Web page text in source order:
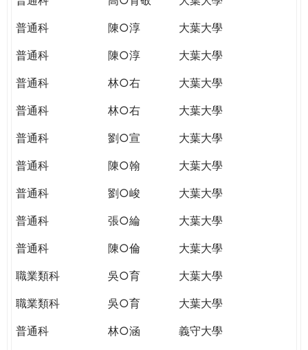
普通科
陳○淳
大葉大學
普通科
陳○淳
大葉大學
普通科
林○右
大葉大學
普通科
林○右
大葉大學
普通科
劉○宣
大葉大學
普通科
陳○翰
大葉大學
普通科
劉○峻
大葉大學
普通科
張○綸
大葉大學
普通科
陳○倫
大葉大學
職業類科
吳○育
大葉大學
職業類科
吳○育
大葉大學
普通科
林○涵
義守大學